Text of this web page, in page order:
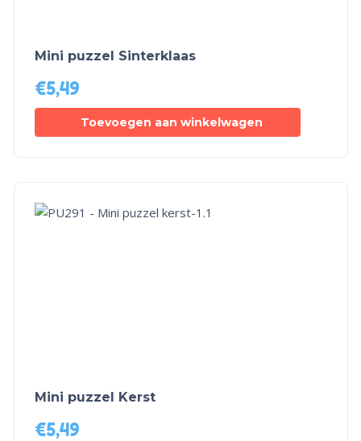
Mini puzzel Sinterklaas
€5,49
Toevoegen aan winkelwagen
Mini puzzel Kerst
€5,49